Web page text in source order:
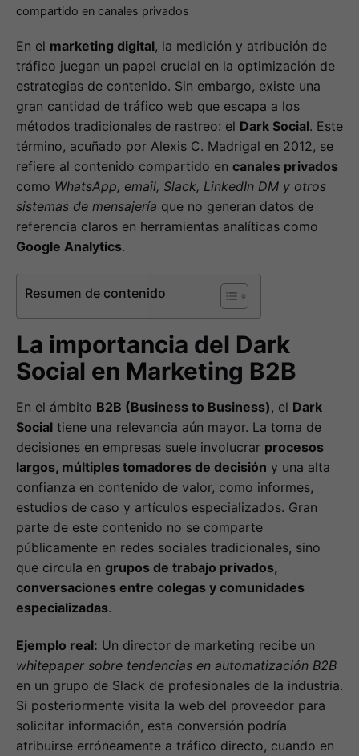
compartido en canales privados
En el marketing digital, la medición y atribución de
tráfico juegan un papel crucial en la optimización de
estrategias de contenido. Sin embargo, existe una
gran cantidad de tráfico web que escapa a los
métodos tradicionales de rastreo: el Dark Social. Este
término, acuñado por Alexis C. Madrigal en 2012, se
refiere al contenido compartido en canales privados
como WhatsApp, email, Slack, LinkedIn DM y otros
sistemas de mensajería que no generan datos de
referencia claros en herramientas analíticas como
Google Analytics.
Resumen de contenido
La importancia del Dark
Social en Marketing B2B
En el ámbito B2B (Business to Business), el Dark
Social tiene una relevancia aún mayor. La toma de
decisiones en empresas suele involucrar procesos
largos, múltiples tomadores de decisión y una alta
confianza en contenido de valor, como informes,
estudios de caso y artículos especializados. Gran
parte de este contenido no se comparte
públicamente en redes sociales tradicionales, sino
que circula en grupos de trabajo privados,
conversaciones entre colegas y comunidades
especializadas.
Ejemplo real: Un director de marketing recibe un
whitepaper sobre tendencias en automatización B2B
en un grupo de Slack de profesionales de la industria.
Si posteriormente visita la web del proveedor para
solicitar información, esta conversión podría
atribuirse erróneamente a tráfico directo, cuando en